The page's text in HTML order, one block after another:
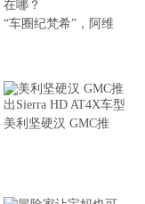
“车圈纪梵希”，阿维
美利坚硬汉 GMC推